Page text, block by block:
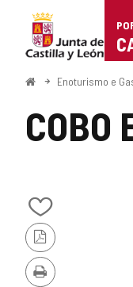
Portal
de
Turismo
Castilla
León
ComeçoEnoturismo e
COBO
Adicionar
/
remover
de
meus
Versão
PDF
Imprimir